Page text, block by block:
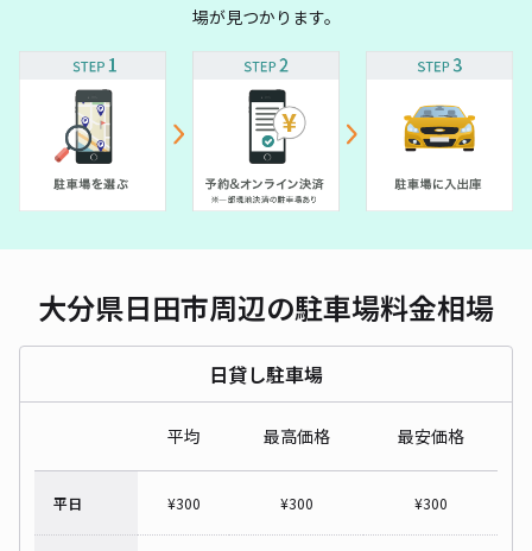
場が見つかります。
大分県日田市周辺の駐車場料金相場
日貸し駐車場
平均 最高価格 最安価格
平日 ¥300 ¥300 ¥300